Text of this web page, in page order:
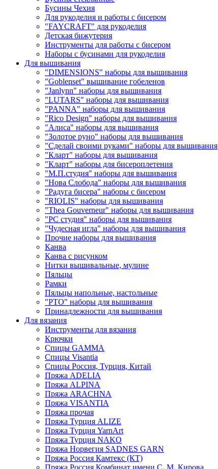
Бусины Чехия
Для рукоделия и работы с бисером
"FAYCRAFT" для рукоделия
Детская бижутерия
Инструменты для работы с бисером
Наборы с бусинами для рукоделия
Для вышивания
"DIMENSIONS" наборы для вышивания
"Goblenset" вышивание гобеленов
"Janlynn" наборы для вышивания
"LUTARS" наборы для вышивания
"PANNA" наборы для вышивания
"Rico Design" наборы для вышивания
"Алиса" наборы для вышивания
"Золотое руно" наборы для вышивания
"Сделай своими руками" наборы для вышивания
"Кларт" наборы для вышивания
"Кларт" наборы для бисероплетения
"М.П.студия" наборы для вышивания
"Нова Слобода" наборы для вышивания
"Радуга бисера" наборы с бисером
"RIOLIS" наборы для вышивания
"Thea Gouverneur" наборы для вышивания
"РС студия" наборы для вышивания
"Чудесная игла" наборы для вышивания
Прочие наборы для вышивания
Канва
Канва с рисунком
Нитки вышивальные, мулине
Пяльцы
Рамки
Пяльцы напольные, настольные
"РТО" наборы для вышивания
Принадлежности для вышивания
Для вязания
Инструменты для вязания
Крючки
Спицы GAMMA
Спицы Visantia
Спицы Россия, Турция, Китай
Пряжа ADELIA
Пряжа ALPINA
Пряжа ARACHNA
Пряжа VISANTIA
Пряжа прочая
Пряжа Турция ALIZE
Пряжа Турция YarnArt
Пряжа Турция NAKO
Пряжа Норвегия SADNES GARN
Пряжа Россия Камтекс (КТ)
Пряжа Россия Комбинат имени С. М. Кирова